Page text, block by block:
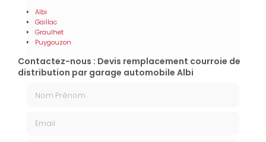
Albi
Gaillac
Graulhet
Puygouzon
Contactez-nous : Devis remplacement courroie de
distribution par garage automobile Albi